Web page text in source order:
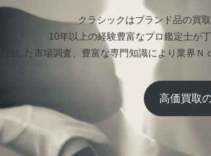
クラシックはブランド品の買
10年以上の経験豊富なプロ鑑定士が
徹底した市場調査、豊富な専門知識により業界Ｎ
高価買取